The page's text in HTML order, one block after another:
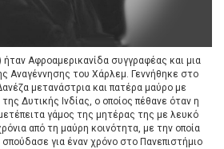
ήταν Αφροαμερικανίδα συγγραφέας και μια
Αναγέννησης του Χάρλεμ. Γεννήθηκε στο
μετανάστρια και πατέρα μαύρο με
Δυτικής Ινδίας, ο οποίος πέθανε όταν η
γάμος της μητέρας της με λευκό
από τη μαύρη κοινότητα, με την οποία
για έναν χρόνο στο Πανεπιστήμιο